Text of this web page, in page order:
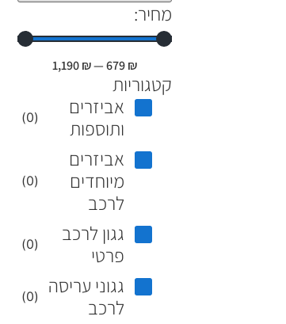
מחיר:
₪
679
—
₪
1,190
קטגוריות
אביזרים
ותוספות
(
0
)
אביזרים
מיוחדים
לרכב
(
0
)
גגון לרכב
פרטי
(
0
)
גגוני עריסה
לרכב
(
0
)